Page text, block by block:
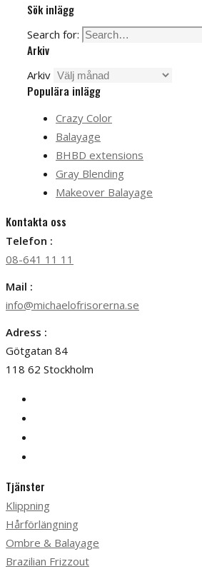
Sök inlägg
Search for:
Arkiv
Arkiv
Populära inlägg
Crazy Color
Balayage
BHBD extensions
Gray Blending
Makeover Balayage
Kontakta oss
Telefon :
08-641 11 11
Mail :
info@michaelofrisorerna.se
Adress :
Götgatan 84
118 62 Stockholm
Tjänster
Klippning
Hårförlängning
Ombre & Balayage
Brazilian Frizzout